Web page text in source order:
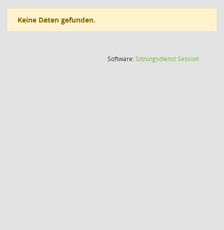
Keine Daten gefunden.
Software:SitzungsdienstSession(Wird in